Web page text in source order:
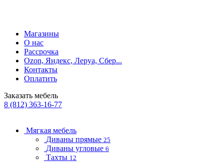
Магазины
О нас
Рассрочка
Ozon, Яндекс, Леруа, Сбер...
Контакты
Оплатить
Заказать мебель
8 (812) 363-16-77
Мягкая мебель
Диваны прямые 25
Диваны угловые 6
Тахты 12